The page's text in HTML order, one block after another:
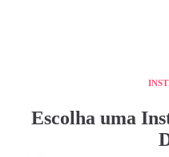
Escolha uma